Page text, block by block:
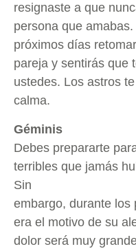
resignaste a que
persona que
próximos días
pareja y sentirás que
ustedes. Los astros
calma.
Géminis
Debes prepararte
terribles que jamás
Sin
embargo, durante los
era el motivo de su
dolor será muy